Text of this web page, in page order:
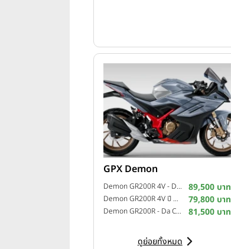
GPX Demon
Demon GR200R 4V - Da Corsa 2 ปี 2022 89,500 บาท
Demon GR200R 4V ปี 2021 79,800 บาท
Demon GR200R - Da Corsa ปี 2020 81,500 บาท
ดูย่อยทั้งหมด